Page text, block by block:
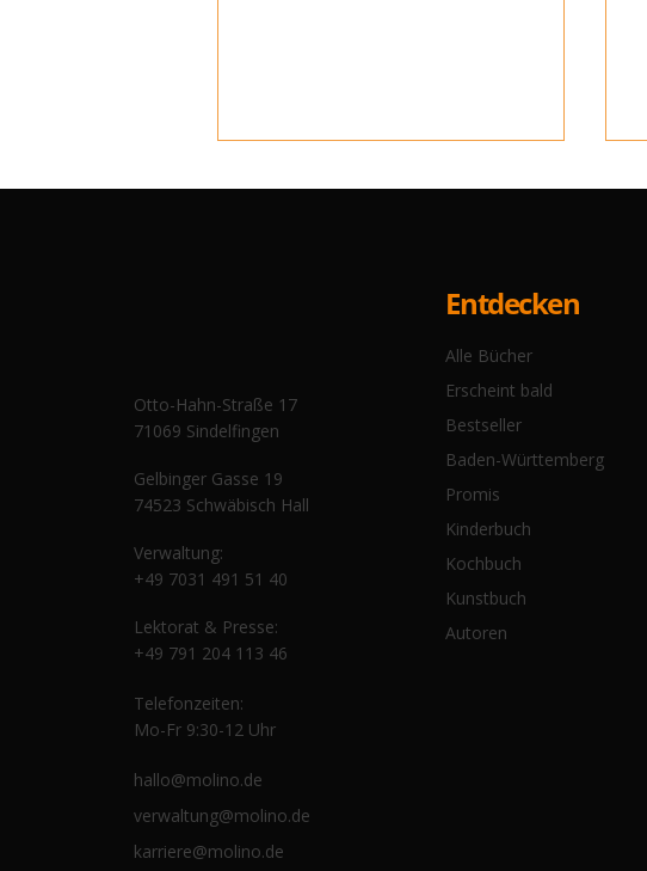
80 Jahre Olaf der Flipper:
Jetzt erzählt er seine
Geschichte
Otto-Hahn-Straße 17
71069 Sindelfingen
Gelbinger Gasse 19
74523 Schwäbisch Hall
Verwaltung:
+49 7031 491 51 40
Lektorat & Presse:
+49 791 204 113 46
Telefonzeiten:
Mo-Fr 9:30-12 Uhr
hallo@molino.de
verwaltung@molino.de
karriere@molino.de
Entdecken
Alle Bücher
Erscheint bald
Bestseller
Baden-Württemberg
Promis
Kinderbuch
Kochbuch
Kunstbuch
Autoren